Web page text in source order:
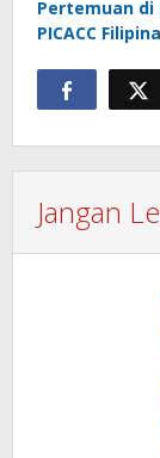
Pertemuan di
PICACC Filipina
Jangan